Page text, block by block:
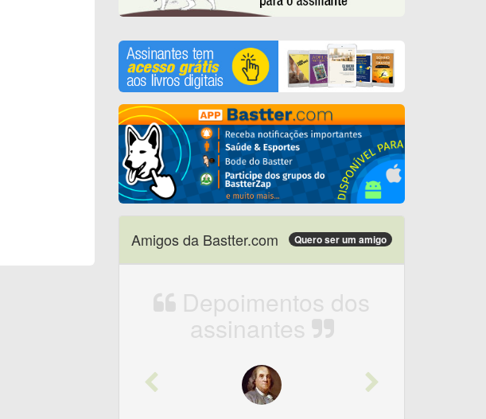
Amigos da Bastter.com Quero ser um amigo
Depoimentos dos
assinantes
Previous